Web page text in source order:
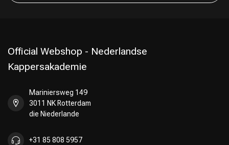
Friseurwahl
Official Webshop - Nederlandse
Kappersakademie
Mariniersweg 149
3011 NK Rotterdam
die Niederlande
+31 85 808 5957